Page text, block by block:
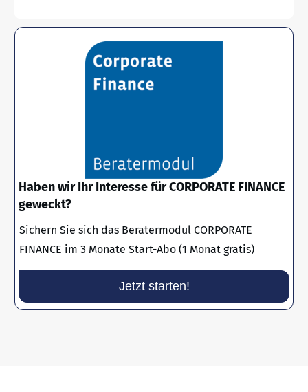
Haben wir Ihr Interesse für CORPORATE FINANCE
geweckt?
Sichern Sie sich das Beratermodul CORPORATE
FINANCE im 3 Monate Start-Abo (1 Monat gratis)
Jetzt starten!